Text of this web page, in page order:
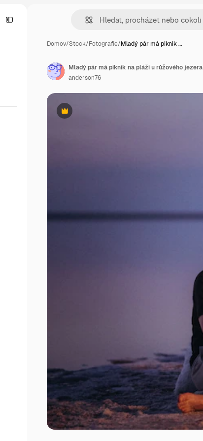
Domov/Stock/Fotografie/Mladý pár má piknik …
Premium
Mladý pár má piknik na pláži u růžového jezera
anderson76